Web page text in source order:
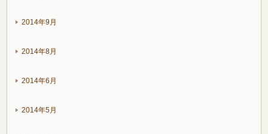
2014年9月
2014年8月
2014年6月
2014年5月